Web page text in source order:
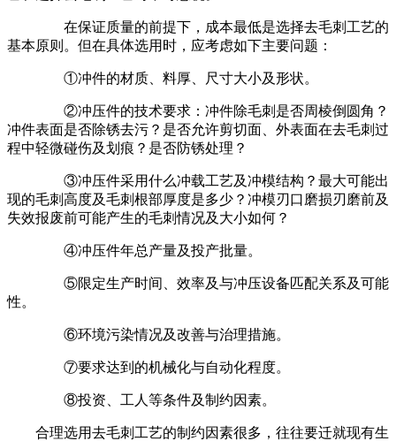
在保证质量的前提下，成本最低是选择去毛刺工艺的
基本原则。但在具体选用时，应考虑如下主要问题：
①冲件的材质、料厚、尺寸大小及形状。
②冲压件的技术要求：冲件除毛刺是否周棱倒圆角？
冲件表面是否除锈去污？是否允许剪切面、外表面在去毛刺过
程中轻微碰伤及划痕？是否防锈处理？
③冲压件采用什么冲载工艺及冲模结构？最大可能出
现的毛刺高度及毛刺根部厚度是多少？冲模刃口磨损刃磨前及
失效报废前可能产生的毛刺情况及大小如何？
④冲压件年总产量及投产批量。
⑤限定生产时间、效率及与冲压设备匹配关系及可能
性。
⑥环境污染情况及改善与治理措施。
⑦要求达到的机械化与自动化程度。
⑧投资、工人等条件及制约因素。
合理选用去毛刺工艺的制约因素很多，往往要迁就现有生